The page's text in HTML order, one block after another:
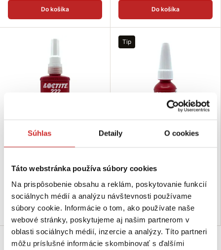
Súhlas Detaily O cookies
Táto webstránka používa súbory cookies
Na prispôsobenie obsahu a reklám, poskytovanie funkcií
sociálnych médií a analýzu návštevnosti používame
súbory cookie. Informácie o tom, ako používate naše
webové stránky, poskytujeme aj našim partnerom v
oblasti sociálnych médií, inzercie a analýzy. Títo partneri
môžu príslušné informácie skombinovať s ďalšími
Do košíka Do košíka
50,43 €
Nie je skladom
Dopytovať dostupnosť
Tip
Skladom 6 ks
Do košíka